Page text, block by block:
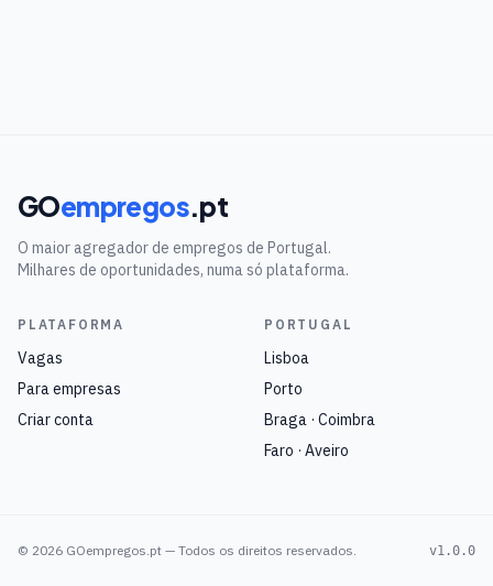
GOempregos.pt
O maior agregador de empregos de Portugal.
Milhares de oportunidades, numa só plataforma.
PLATAFORMA
Vagas
Para empresas
Criar conta
PORTUGAL
Lisboa
Porto
Braga · Coimbra
Faro · Aveiro
© 2026 GOempregos.pt — Todos os direitos reservados. v1.0.0